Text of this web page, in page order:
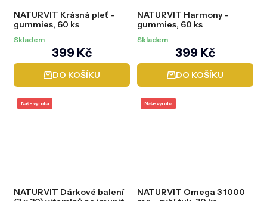
NATURVIT Krásná pleť -
gummies, 60 ks
Skladem
399 Kč
DO KOŠÍKU
NATURVIT Harmony -
gummies, 60 ks
Skladem
399 Kč
DO KOŠÍKU
Naše výroba
NATURVIT Dárkové balení
Naše výroba
NATURVIT Omega 3 1000